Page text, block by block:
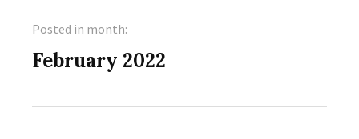
Posted in month:
February 2022